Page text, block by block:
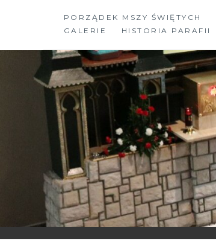
PORZĄDEK MSZY ŚWIĘTYCH
GALERIE
HISTORIA PARAFII